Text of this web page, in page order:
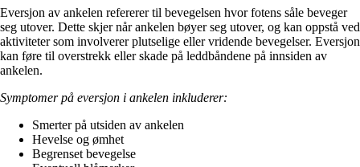
Eversjon av ankelen refererer til bevegelsen hvor fotens såle beveger
seg utover. Dette skjer når ankelen bøyer seg utover, og kan oppstå ved
aktiviteter som involverer plutselige eller vridende bevegelser. Eversjon
kan føre til overstrekk eller skade på leddbåndene på innsiden av
ankelen.
Symptomer på eversjon i ankelen inkluderer:
Smerter på utsiden av ankelen
Hevelse og ømhet
Begrenset bevegelse